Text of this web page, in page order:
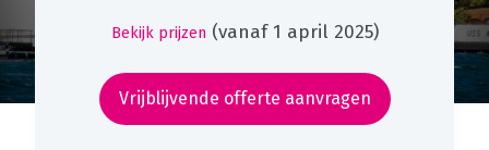
Bekijk prijzen (vanaf 1 april 2025)
Vrijblijvende offerte aanvragen